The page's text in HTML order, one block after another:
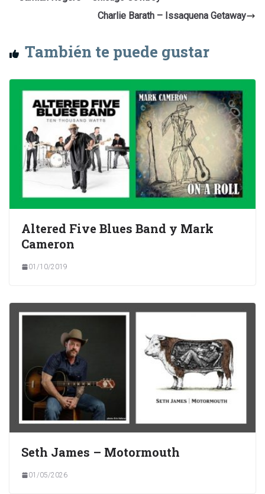
Charlie Barath – Issaquena Getaway
También te puede gustar
Altered Five Blues Band y Mark
Cameron
01/10/2019
Seth James – Motormouth
01/05/2026